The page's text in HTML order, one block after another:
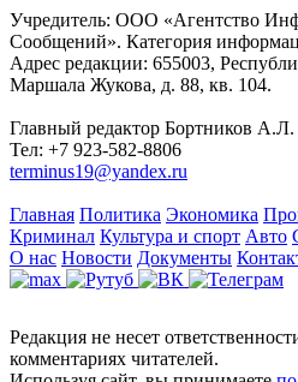
Учредитель: ООО «Агентство
Сообщений». Категория
Адрес редакции: 655003,
Маршала Жукова, д. 88, кв. 104.
Главный редактор Бортников А.Л.
Тел: +7 923-582-8806
terminus19@yandex.ru
Главная Политика Экономика
Криминал Культура и спорт Авто
О нас Новости Документы
Редакция не несет
комментариях читателей.